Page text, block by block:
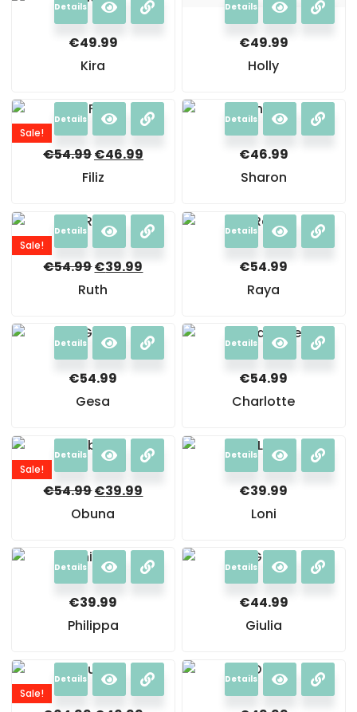
Details
€49.99
Holly
Details
€49.99
Kira
Sale!
Details
€54.99€46.99
Filiz
Details
€46.99
Sharon
Sale!
Details
€54.99€39.99
Ruth
Details
€54.99
Raya
Details
€54.99
Gesa
Details
€54.99
Charlotte
Sale!
Details
€54.99€39.99
Obuna
Details
€39.99
Loni
Details
€39.99
Philippa
Details
€44.99
Giulia
Sale!
Details Details